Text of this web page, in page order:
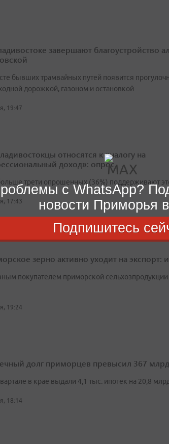
завершают благоустройство
бывших трамвайных путей появится
дорожкой, газоном и остановкой
19:47
относятся к «налогу на
доход»: опрос
трети опрошенных (36%) поддерживают
17:43
зерно активно уходит на экспорт:
покупателем приморской сельхозпродукции
19:24
долг приморцев превысил 367 млрд
в крае выдали 4,1 тыс. ипотек на 20,8
18:14
с WhatsApp?
новости Приморья
Подпишитесь